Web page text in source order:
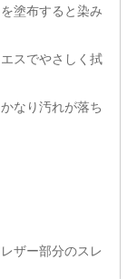
塗布すると染み
スでやさしく拭
なり汚れが落ち
ザー部分のスレ